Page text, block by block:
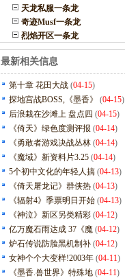
天龙私服一条龙
奇迹Musf一条龙
烈焰开区一条龙
最新相关信息
第十章 花田大战 (04-15)
探地宫战BOSS,《墨香》
(04-15)
后浪栽在沙滩上 盘点四 (04-15)
《倚天》绿色度测评报 (04-14)
《勇敢者游戏决战丛林 (04-14)
《魔域》新资料片3.25 (04-14)
5个初中文化的年轻人搞 (04-13)
《倚天屠龙记》群侠热 (04-13)
《辐射4》季票明日开始 (04-13)
《神泣》新区另类精彩 (04-12)
亿万魔石雨达成 37《魔 (04-12)
炉石传说防脸黑机制补 (04-12)
女神个个大变样!2003年 (04-11)
《墨香.兽世界》特殊地 (04-11)